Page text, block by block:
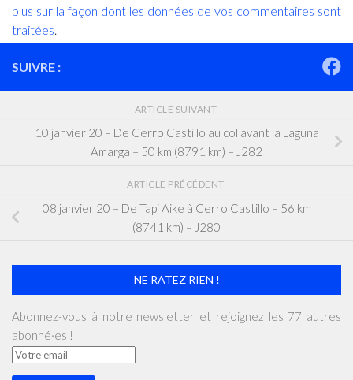
plus sur la façon dont les données de vos commentaires sont
traitées
SUIVRE :
ARTICLE SUIVANT
10 janvier 20 – De Cerro Castillo au col avant la Laguna
Amarga – 50 km (8791 km) – J282
ARTICLE PRÉCÉDENT
08 janvier 20 – De Tapi Aike à Cerro Castillo – 56 km
(8741 km) – J280
NE RATEZ RIEN !
Abonnez-vous à notre newsletter et rejoignez les 77 autres
abonné·es !